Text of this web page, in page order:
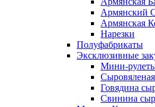
Армянский
Армянская
Нарезки
Полуфабрикаты
Эксклюзивные
Мини-
Говядина
Свинина